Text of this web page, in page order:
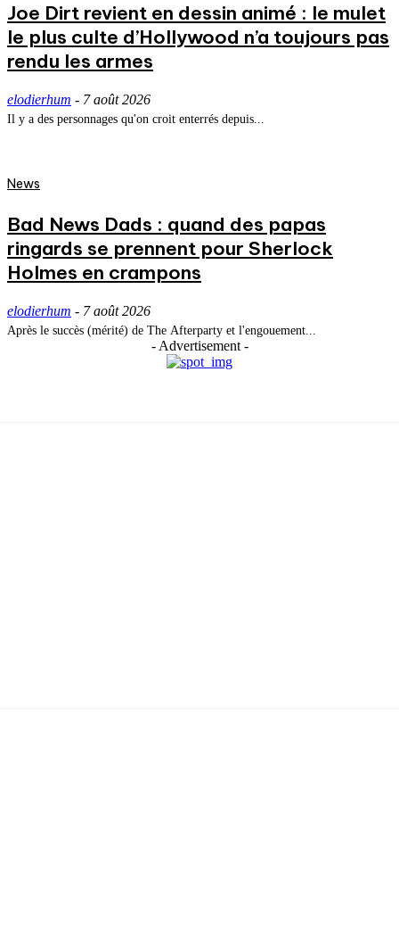
Joe Dirt revient en dessin animé : le mulet
le plus culte d’Hollywood n’a toujours pas
rendu les armes
elodierhum - 7 août 2026
Il y a des personnages qu'on croit enterrés depuis...
News
Bad News Dads : quand des papas
ringards se prennent pour Sherlock
Holmes en crampons
elodierhum - 7 août 2026
Après le succès (mérité) de The Afterparty et l'engouement...
- Advertisement -